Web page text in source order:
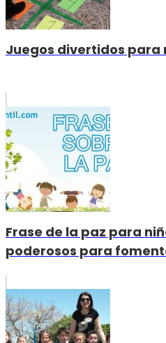
Juegos divertidos para
Frase de la paz para
poderosos para